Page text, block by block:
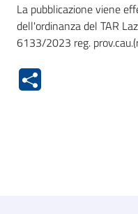
La pubblicazione viene
dell'ordinanza del TAR
6133/2023 reg.